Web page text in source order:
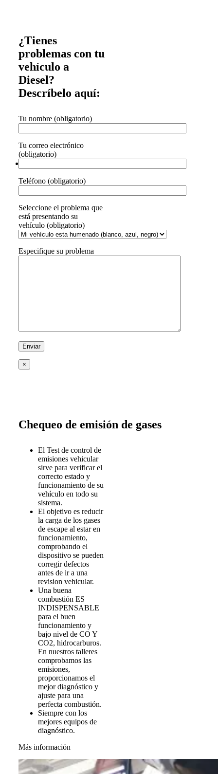
¿Tienes
problemas con tu
vehículo a
Diesel?
Descríbelo aquí:
Tu nombre (obligatorio)
Tu correo electrónico
(obligatorio)
Teléfono (obligatorio)
Seleccione el problema que
está presentando su
vehículo (obligatorio)
Especifique su problema
×
Chequeo de emisión de gases
El Test de control de
emisiones vehicular
sirve para verificar el
correcto estado y
funcionamiento de su
vehículo en todo su
sistema.
El objetivo es reducir
la carga de los gases
de escape al estar en
funcionamiento,
comprobando el
dispositivo se pueden
corregir defectos
antes de ir a una
revision vehicular.
Una buena
combustión ES
INDISPENSABLE
para el buen
funcionamiento y
bajo nivel de CO Y
CO2, hidrocarburos.
En nuestros talleres
comprobamos las
emisiones,
proporcionamos el
mejor diagnóstico y
ajuste para una
perfecta combustión.
Siempre con los
mejores equipos de
diagnóstico.
Más información